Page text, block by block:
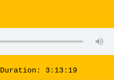
Duration: 3:13:19